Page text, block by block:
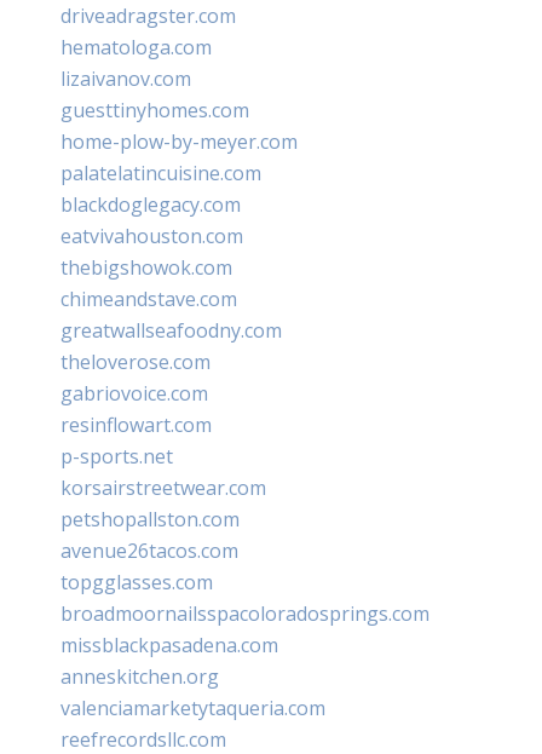
driveadragster.com
hematologa.com
lizaivanov.com
guesttinyhomes.com
home-plow-by-meyer.com
palatelatincuisine.com
blackdoglegacy.com
eatvivahouston.com
thebigshowok.com
chimeandstave.com
greatwallseafoodny.com
theloverose.com
gabriovoice.com
resinflowart.com
p-sports.net
korsairstreetwear.com
petshopallston.com
avenue26tacos.com
topgglasses.com
broadmoornailsspacoloradosprings.com
missblackpasadena.com
anneskitchen.org
valenciamarketytaqueria.com
reefrecordsllc.com